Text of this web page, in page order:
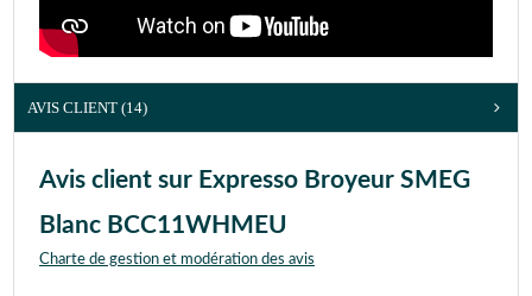
AVIS CLIENT (14)
Avis client sur Expresso Broyeur SMEG
Blanc BCC11WHMEU
Charte de gestion et modération des avis